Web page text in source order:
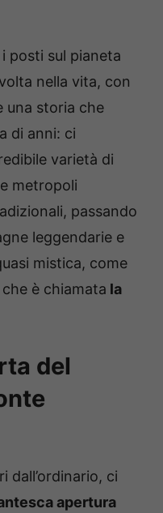
posti sul pianeta
nella vita, con
una storia che
di anni: ci
varietà di
metropoli
passando
leggendarie e
mistica, come
è chiamata la
del
dall’ordinario, ci
apertura